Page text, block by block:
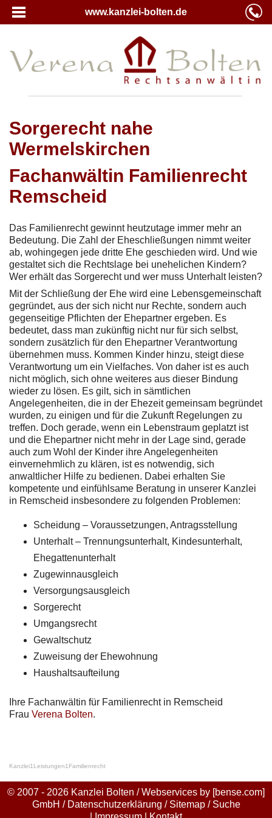
www.kanzlei-bolten.de
Sorgerecht nahe
Wermelskirchen
Fachanwältin Familienrecht
Remscheid
Das Familienrecht gewinnt heutzutage immer mehr an
Bedeutung. Die Zahl der Eheschließungen nimmt weiter
ab, wohingegen jede dritte Ehe geschieden wird. Und wie
gestaltet sich die Rechtslage bei unehelichen Kindern?
Wer erhält das Sorgerecht und wer muss Unterhalt leisten?
Mit der Schließung der Ehe wird eine Lebensgemeinschaft
gegründet, aus der sich nicht nur Rechte, sondern auch
gegenseitige Pflichten der Ehepartner ergeben. Es
bedeutet, dass man zukünftig nicht nur für sich selbst,
sondern zusätzlich für den Ehepartner Verantwortung
übernehmen muss. Kommen Kinder hinzu, steigt diese
Verantwortung um ein Vielfaches. Von daher ist es auch
nicht möglich, sich ohne weiteres aus dieser Bindung
wieder zu lösen. Es gilt, sich in sämtlichen
Angelegenheiten, die in der Ehezeit gemeinsam begründet
wurden, zu einigen und für die Zukunft Regelungen zu
treffen. Doch gerade, wenn ein Lebenstraum geplatzt ist
und die Ehepartner nicht mehr in der Lage sind, gerade
auch zum Wohl der Kinder ihre Angelegenheiten
einvernehmlich zu klären, ist es notwendig, sich
anwaltlicher Hilfe zu bedienen. Dabei erhalten Sie
kompetente und einfühlsame Beratung in unserer Kanzlei
in Remscheid insbesondere zu folgenden Problemen:
Scheidung – Voraussetzungen, Antragsstellung
Unterhalt – Trennungsunterhalt, Kindesunterhalt,
Ehegattenunterhalt
Zugewinnausgleich
Versorgungsausgleich
Sorgerecht
Umgangsrecht
Gewaltschutz
Zuweisung der Ehewohnung
Haushaltsaufteilung
Ihre Fachanwältin für Familienrecht in Remscheid
Frau Verena Bolten.
Kanzlei1 Leistungen1 Familienrecht
© 2007 - 2026 Kanzlei Bolten / Webservices by [bense.com]
GmbH / Datenschutzerklärung / Sitemap/ Suche